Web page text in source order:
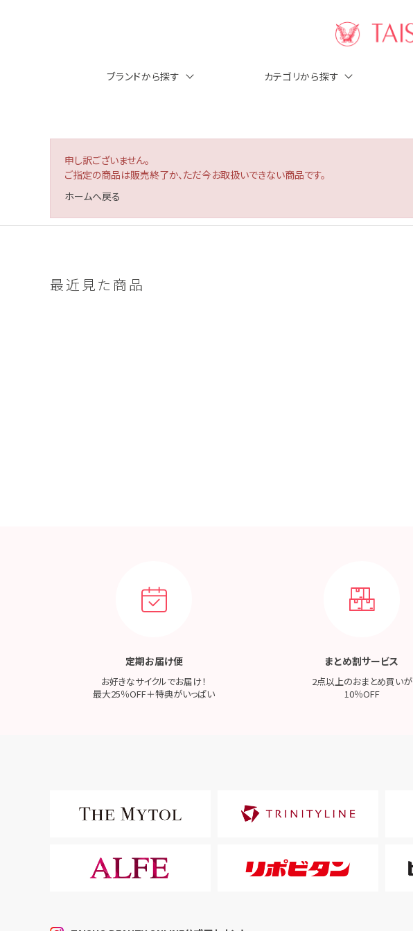
ブランドから探す カテゴリから探す
申し訳ございません。
ご指定の商品は販売終了か、ただ今お取扱いできない商品です。
ホームへ戻る
最近見た商品
定期お届け便
お好きなサイクルでお届け！
最大25％OFF＋特典がいっぱい
まとめ割サービス
2点以上のおまとめ買いが
10％OFF